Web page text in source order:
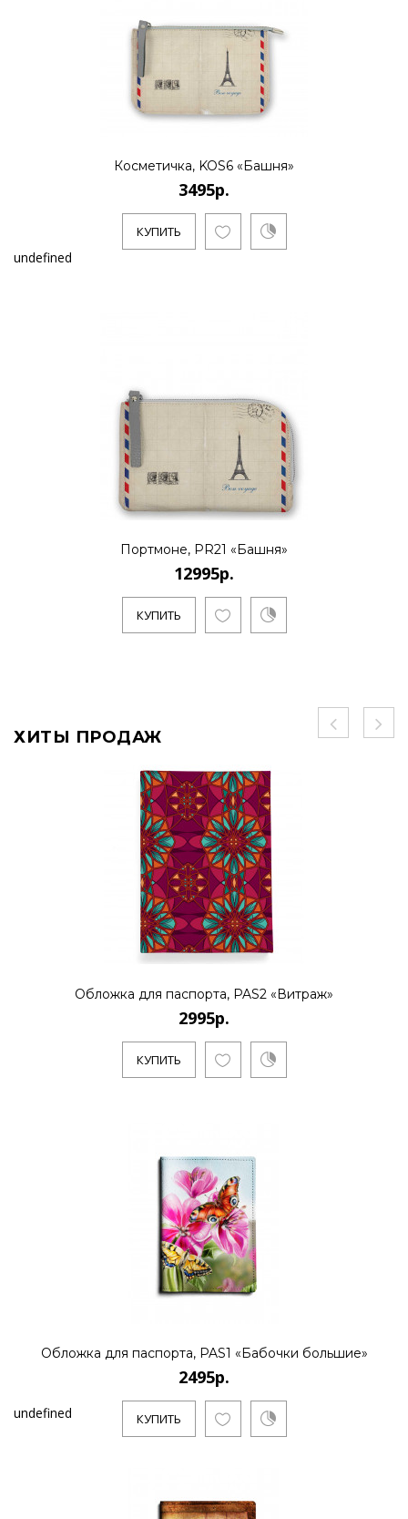
Косметичка, KOS6 «Башня»
3495р.
КУПИТЬ
undefined
Портмоне, PR21 «Башня»
12995р.
КУПИТЬ
ХИТЫ ПРОДАЖ
Обложка для паспорта, PAS2 «Витраж»
2995р.
КУПИТЬ
Обложка для паспорта, PAS1 «Бабочки большие»
2495р.
КУПИТЬ
undefined